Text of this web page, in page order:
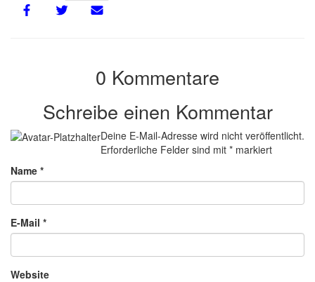
0 Kommentare
Schreibe einen Kommentar
Deine E-Mail-Adresse wird nicht veröffentlicht.
Erforderliche Felder sind mit * markiert
Name *
E-Mail *
Website